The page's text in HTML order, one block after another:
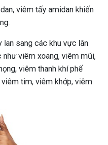
viêm tấy amidan khiến
lan sang các khu vực lân
viêm xoang, viêm mũi,
viêm thanh khí phế
tim, viêm khớp, viêm